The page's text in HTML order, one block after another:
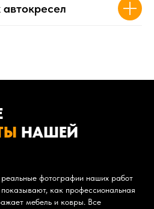
НАШЕЙ
фотографии наших работ
как профессиональная
мебель и ковры. Все